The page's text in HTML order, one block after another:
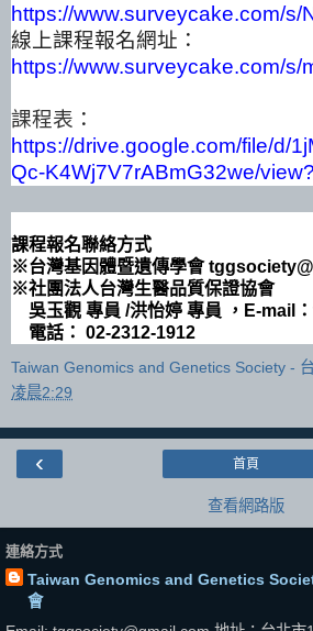
https://www.surveycake.com/s/
線上課程報名網址：
https://www.surveycake.com/s/
課程表 ：
https://drive.google.com/file/d/
Qc-K4Wj7V7rABmG32we/
課程報名聯絡方式
※台灣基因體暨遺傳學會
※社團法人台灣生醫品質保證協會
吳玉觀 專員 /洪怡婷 專員 ，E-mail
電話： 02-2312-1912
Taiwan Genomics and Genetics Society -
凌晨2:29
‹ 首頁
查看網路版
連絡方式
Taiwan Genomics and Genetics
會